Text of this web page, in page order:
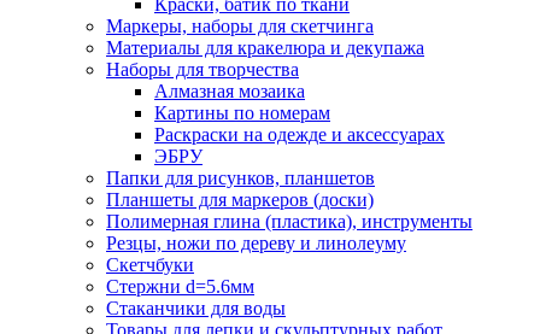
Маркеры, наборы для скетчинга
Материалы для кракелюра и декупажа
Наборы для творчества
Алмазная мозаика
Картины по номерам
Раскраски на одежде и аксессуарах
ЭБРУ
Папки для рисунков, планшетов
Планшеты для маркеров (доски)
Полимерная глина (пластика), инструменты
Резцы, ножи по дереву и линолеуму
Скетчбуки
Стержни d=5.6мм
Стаканчики для воды
Товары для лепки и скульптурных работ